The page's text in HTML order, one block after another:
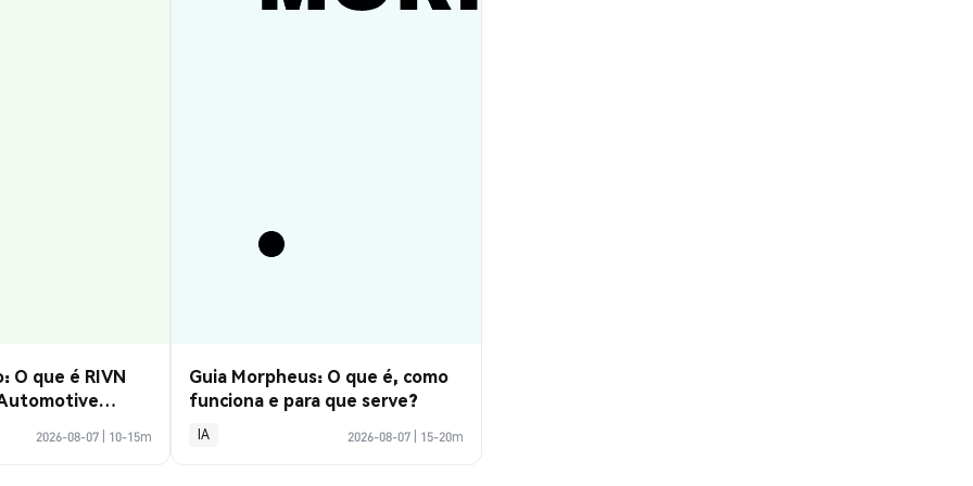
O que é RIVN
2026-08-07 10-15m
Guia Morpheus: O que é, como
funciona e para que serve?
IA 2026-08-07 15-20m